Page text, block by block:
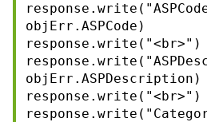
objErr.ASPCode)
response.write("<br>")
objErr.ASPDescription)
response.write("<br>")